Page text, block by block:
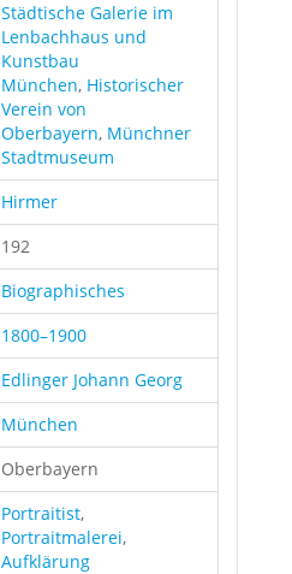
Städtische Galerie im
Lenbachhaus und
Kunstbau
München, Historischer
Verein von
Oberbayern, Münchner
Stadtmuseum
Hirmer
192
Biographisches
1800–1900
Edlinger Johann Georg
München
Oberbayern
Portraitist,
Portraitmalerei,
Aufklärung